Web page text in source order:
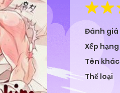
Đánh giá
Xếp hạng
Tên khác
Thể loại